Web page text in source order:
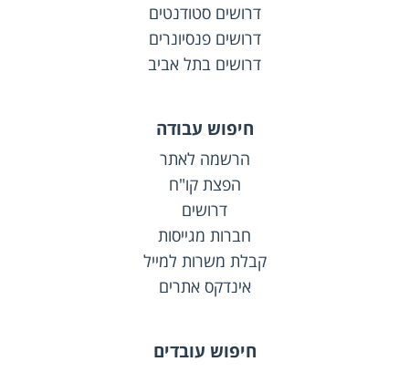
דרושים סטודנטים
דרושים פנסיונרים
דרושים בתל אביב
חיפוש עבודה
הרשמה לאתר
הפצת קו"ח
דרושים
חברות מגייסות
קבלת משרות למייל
אינדקס אתרים
חיפוש עובדים